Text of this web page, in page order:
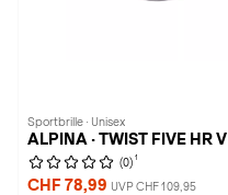
Sportbrille · Unisex
ALPINA · TWIST FIVE HR V
(0) 1
CHF 78,99 UVP CHF 109,95